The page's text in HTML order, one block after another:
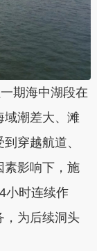
期海中湖段在
域潮差大、滩
穿越航道、
素影响下，施
小时连续作
，为后续洞头